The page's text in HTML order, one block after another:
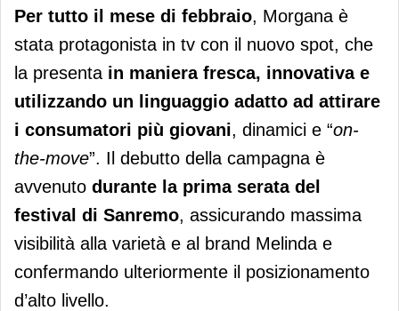
Per tutto il mese di febbraio, Morgana è
stata protagonista in tv con il nuovo spot, che
la presenta in maniera fresca, innovativa e
utilizzando un linguaggio adatto ad attirare
i consumatori più giovani, dinamici e “on-
the-move”. Il debutto della campagna è
avvenuto durante la prima serata del
festival di Sanremo, assicurando massima
visibilità alla varietà e al brand Melinda e
confermando ulteriormente il posizionamento
d’alto livello.